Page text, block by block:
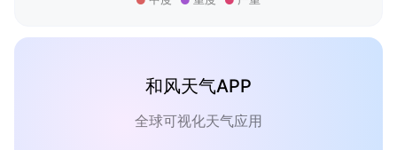
和风天气APP
全球可视化天气应用